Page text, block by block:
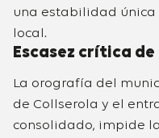
una estabilidad
local.
Escasez crítica de
La orografía del
de Collserola y el
consolidado, impide